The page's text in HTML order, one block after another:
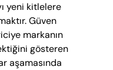
yeni kitlelere
Güven
markanın
gösteren
aşamasında